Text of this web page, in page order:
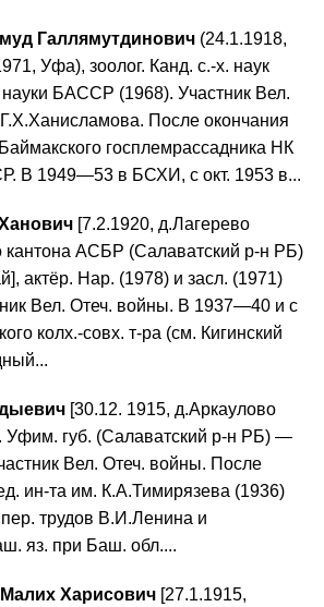
Галлямутдинович (24.1.1918,
Уфа), зоолог. Канд. с.-х. наук
науки БАССР (1968). Участник Вел.
После окончания
госплемрассадника НК
В 1949—53 в БСХИ, с окт. 1953 в...
[7.2.1920, д.Лагерево
кантона АСБР (Салаватский р-н РБ)
актёр. Нар. (1978) и засл. (1971)
Вел. Отеч. войны. В 1937—40 и с
колх.-совх. т-ра (см. Кигинский
[30.12. 1915, д.Аркаулово
Уфим. губ. (Салаватский р-н РБ) —
Вел. Отеч. войны. После
ин-та им. К.А.Тимирязева (1936)
трудов В.И.Ленина и
яз. при Баш. обл....
Харисович [27.1.1915,